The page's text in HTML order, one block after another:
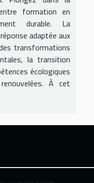
formation en
durable. La
adaptée aux
transformations
la transition
écologiques
À cet